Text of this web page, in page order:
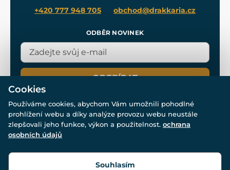
+420 777 948 705 obchod@drakkaria.cz
ODBĚR NOVINEK
ODEBÍRAT
© Všechna práva vyhrazena. www.drakkaria.cz 2007-2026.
Cookies
Používáme cookies, abychom Vám umožnili pohodlné
prohlížení webu a díky analýze provozu webu neustále
zlepšovali jeho funkce, výkon a použitelnost. ochrana
osobních údajů
Souhlasím